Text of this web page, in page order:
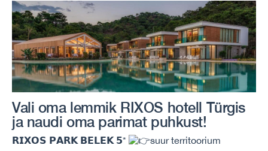
Vali oma lemmik RIXOS hotell Türgis
ja naudi oma parimat puhkust!
𝗥𝗜𝗫𝗢𝗦 𝗣𝗔𝗥𝗞 𝗕𝗘𝗟𝗘𝗞 𝟱*
suur territoorium